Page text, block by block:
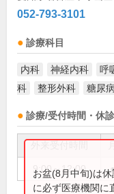
052-793-3101
診療科目
内科 神経内科 呼
科
整形外科 糖尿
診療/受付時間・休
9:00～12:00
お盆(8月中旬)は
に必ず医療機関に